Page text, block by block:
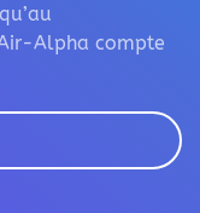
Alpha compte